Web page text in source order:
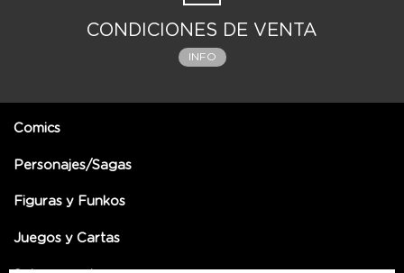
CONDICIONES DE VENTA
INFO
Comics
Personajes/Sagas
Figuras y Funkos
Juegos y Cartas